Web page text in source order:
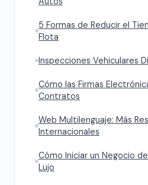
5 Formas de Reducir el
Flota
Inspecciones Vehiculares
Cómo las Firmas
Contratos
Web Multilenguaje: Más
Internacionales
Cómo Iniciar un Negocio
Lujo